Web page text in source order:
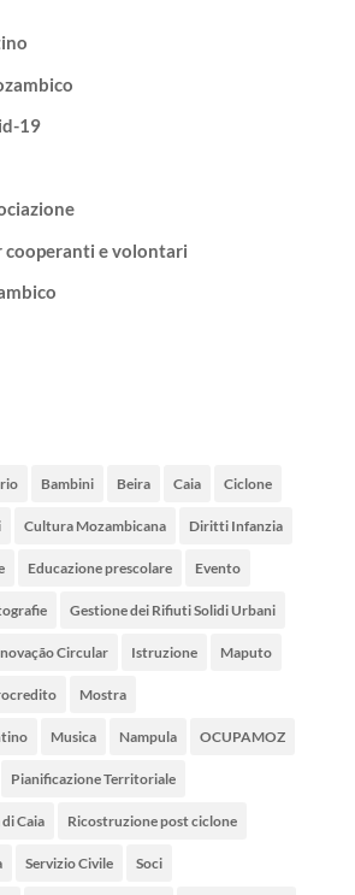
19
e volontari
Bambini Beira Caia Ciclone
Cultura Mozambicana Diritti Infanzia
Educazione prescolare Evento
Gestione dei Rifiuti Solidi Urbani
Circular Istruzione Maputo
Mostra
Musica Nampula OCUPAMOZ
Pianificazione Territoriale
Caia Ricostruzione post ciclone
Servizio Civile Soci